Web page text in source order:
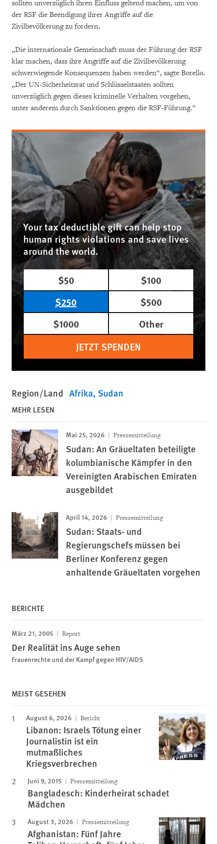
sollten unverzüglich ihren Einfluss geltend machen, um von
der RSF die Beendigung ihrer Angriffe auf die
Zivilbevölkerung zu fordern.
„Die internationale Gemeinschaft muss der Führung der RSF
klar machen, dass ihre Angriffe auf die Zivilbevölkerung
schwerwiegende Konsequenzen haben werden“, sagte Borello.
„Der UN-Sicherheitsrat und Schlüsselstaaten sollten
unverzüglich gegen dieses kriminelle Verhalten vorgehen,
unter anderem durch Sanktionen gegen die RSF-Führung.“
Your tax deductible gift can help stop
human rights violations and save lives
around the world.
$50
$100
$250
$500
$1000
Other
JETZT SPENDEN
Region/Land Afrika Sudan
MEHR LESEN
Mai 25, 2026 Pressemitteilung
Sudan: An Gräueltaten beteiligte
kolumbianische Kämpfer in den
Vereinigten Arabischen Emiraten
ausgebildet
April 14, 2026 Pressemitteilung
Sudan: Staats- und
Regierungschefs müssen bei
Berliner Konferenz gegen
anhaltende Gräueltaten vorgehen
BERICHTE
März 21, 2005 Report
Der Realität ins Auge sehen
Frauenrechte und der Kampf gegen HIV/AIDS
MEIST GESEHEN
August 6, 2026 Bericht
Libanon: Israels Tötung einer
Journalistin ist ein
mutmaßliches
Kriegsverbrechen
Juni 9, 2015 Pressemitteilung
Bangladesch: Kinderheirat schadet
Mädchen
August 3, 2026 Pressemitteilung
Afghanistan: Fünf Jahre